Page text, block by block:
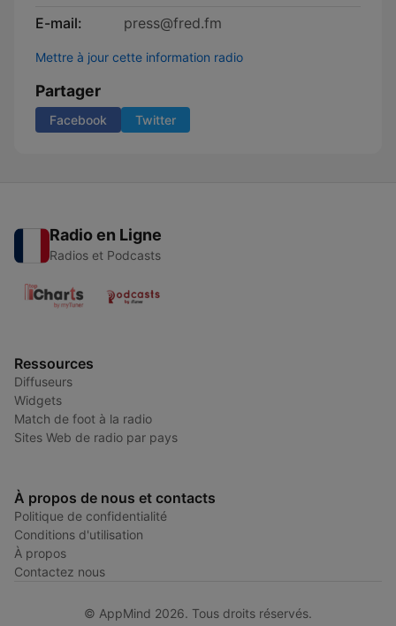
E-mail:
press@fred.fm
Mettre à jour cette information radio
Partager
Facebook Twitter
Radio en Ligne
Radios et Podcasts
Ressources
Diffuseurs
Widgets
Match de foot à la radio
Sites Web de radio par pays
À propos de nous et contacts
Politique de confidentialité
Conditions d'utilisation
À propos
Contactez nous
© AppMind 2026. Tous droits réservés.